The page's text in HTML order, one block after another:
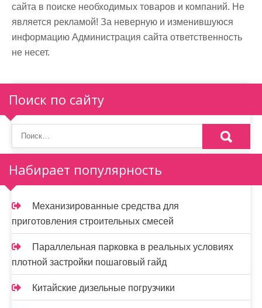
сайта в поиске необходимых товаров и компаний. Не
является рекламой! За неверную и изменившуюся
информацию Администрация сайта ответственность
не несет.
Поиск по сайту
Набирает популярность
Механизированные средства для
приготовления строительных смесей
Параллельная парковка в реальных условиях
плотной застройки пошаговый гайд
Китайские дизельные погрузчики